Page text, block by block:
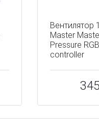
Вентилятор
Master
Pressure
controller